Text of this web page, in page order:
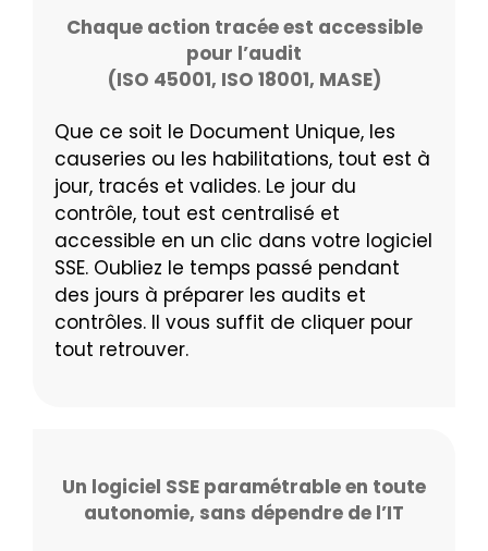
Chaque action tracée est accessible
pour l’audit
(ISO 45001, ISO 18001, MASE)
Que ce soit le Document Unique, les
causeries ou les habilitations, tout est à
jour, tracés et valides. Le jour du
contrôle, tout est centralisé et
accessible en un clic dans votre logiciel
SSE. Oubliez le temps passé pendant
des jours à préparer les audits et
contrôles. Il vous suffit de cliquer pour
tout retrouver.
Un logiciel SSE paramétrable en toute
autonomie, sans dépendre de l’IT